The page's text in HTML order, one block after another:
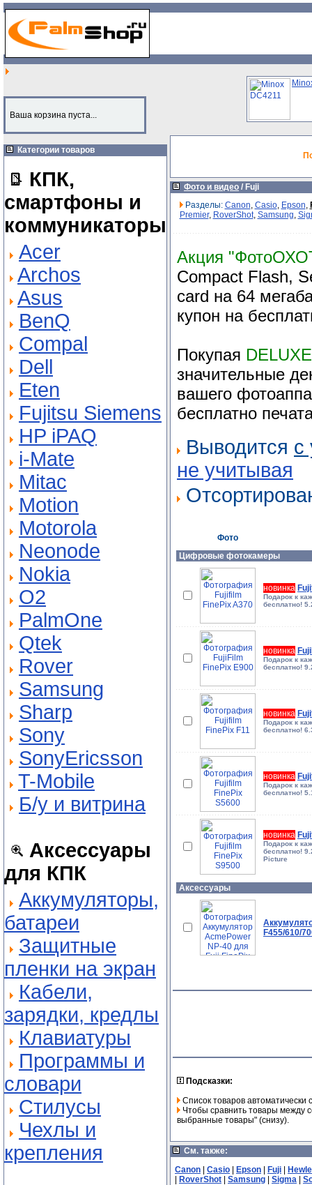
Ваша корзина пуста...
Категории товаров
КПК,
смартфоны и
коммуникаторы
Acer
Archos
Asus
BenQ
Compal
Dell
Eten
Fujitsu Siemens
HP iPAQ
i-Mate
Mitac
Motion
Motorola
Neonode
Nokia
O2
PalmOne
Qtek
Rover
Samsung
Sharp
Sony
SonyEricsson
T-Mobile
Б/у и витрина
Аксессуары
для КПК
Аккумуляторы,
батареи
Защитные
пленки на экран
Кабели,
зарядки, кредлы
Клавиатуры
Программы и
словари
Стилусы
Чехлы и
крепления
Фото и видео / Fuji
Разделы: Canon, Casio, Epson,
Premier, RoverShot, Samsung,
Акция
Compact Flash,
card на 64
купон на
Покупая DELUXE
значительные
вашего
бесплатно
Выводится с
не учитывая
Фото
Цифровые фотокамеры
новинка
Подарок к
бесплатно!
новинка
Подарок к
бесплатно!
новинка
Подарок к
бесплатно!
новинка
Подарок к
бесплатно!
новинка
Подарок к
бесплатно!
Picture
Аксессуары
F455/610/
Подсказки:
Список товаров
Чтобы сравнить товары между
выбранные товары" (снизу).
См. также:
Canon
Casio Epson Fuji
RoverShot Samsung Sigma